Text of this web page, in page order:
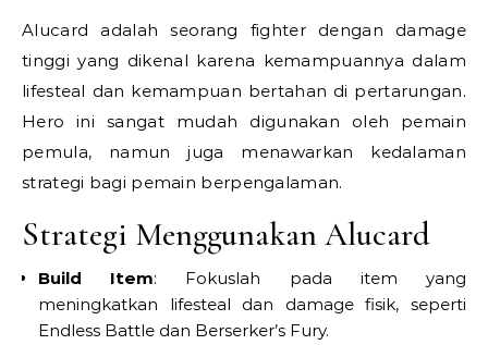
Alucard adalah seorang fighter dengan damage
tinggi yang dikenal karena kemampuannya dalam
lifesteal dan kemampuan bertahan di pertarungan.
Hero ini sangat mudah digunakan oleh pemain
pemula, namun juga menawarkan kedalaman
strategi bagi pemain berpengalaman.
Strategi Menggunakan Alucard
Build Item: Fokuslah pada item yang
meningkatkan lifesteal dan damage fisik, seperti
Endless Battle dan Berserker’s Fury.